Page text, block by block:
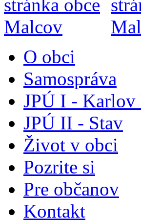
O obci
Samospráva
JPÚ I - Karlov
JPÚ II - Stav
Život v obci
Pozrite si
Pre občanov
Kontakt